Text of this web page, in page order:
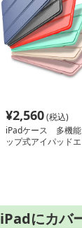
¥2,560(税込)
iPadケース 多機能
ップ式アイパッド
iPadにカバ